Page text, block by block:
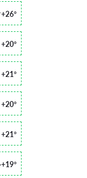
+26°
+20°
+21°
+20°
+21°
+19°